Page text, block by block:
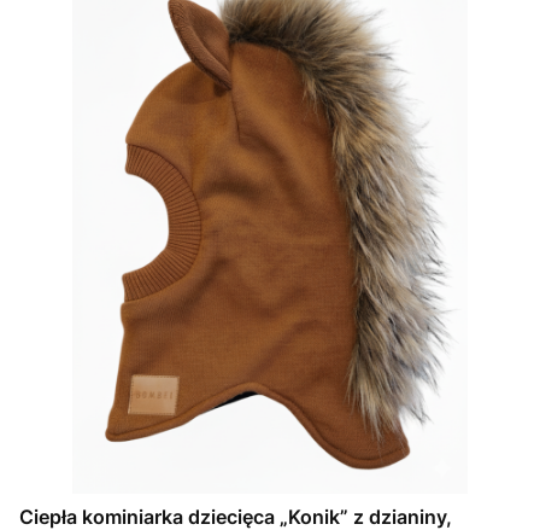
Ciepła kominiarka dziecięca „Konik” z dzianiny,